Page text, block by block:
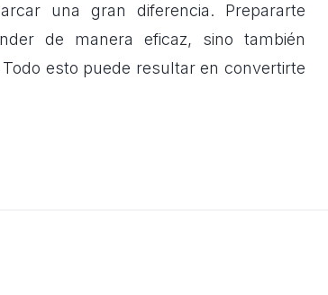
una gran diferencia. Prepararte
de manera eficaz, sino también
esto puede resultar en convertirte